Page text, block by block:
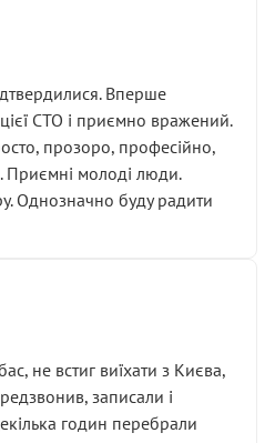
Вперше
СТО і приємно вражений.
прозоро, професійно,
Приємні молоді люди.
Однозначно буду радити
не встиг виїхати з Києва,
записали і
годин перебрали